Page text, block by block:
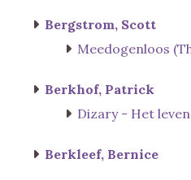
Bergstrom, Scott
Meedogenloos
Berkhof, Patrick
Dizary - Het
Berkleef, Bernice